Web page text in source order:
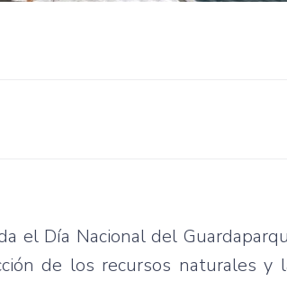
el Día Nacional del
de los recursos naturales y